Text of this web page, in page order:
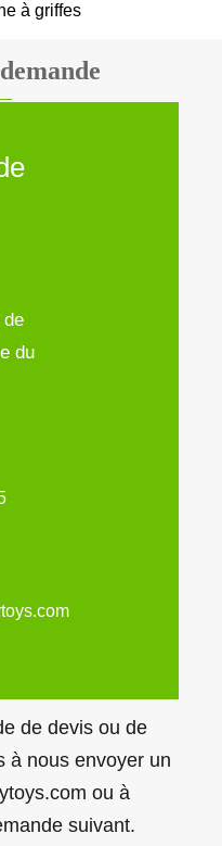
à griffes
de
du
de devis ou de
à nous envoyer un
ou à
suivant.